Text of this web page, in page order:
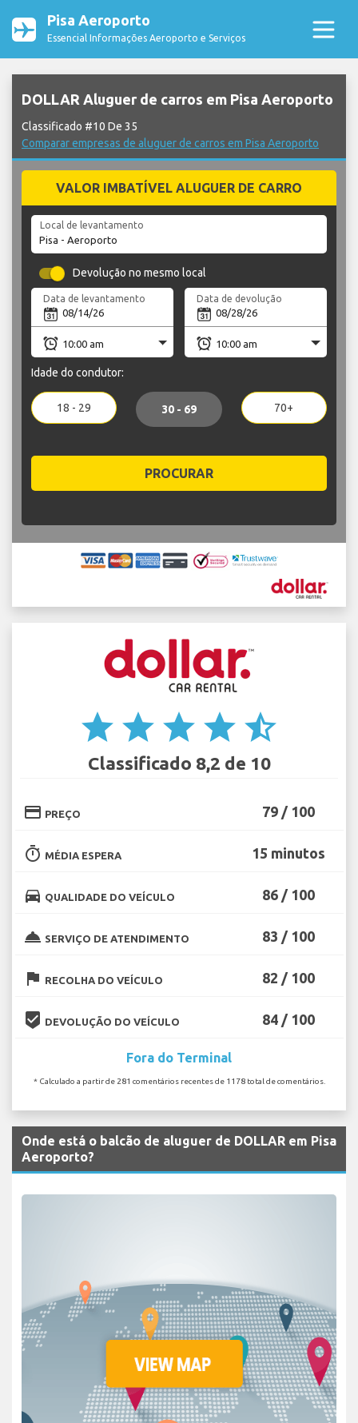
Pisa Aeroporto
Essencial Informações Aeroporto e Serviços
DOLLAR Aluguer de carros em Pisa Aeroporto
Classificado #10 De 35
Comparar empresas de aluguer de carros em Pisa Aeroporto
VALOR IMBATÍVEL ALUGUER DE CARRO
Local de levantamento
Devolução no mesmo local
Data de levantamento Data de devolução
Idade do condutor:
18 - 29 30 - 69 70+
PROCURAR
star star star star star_half
Classificado 8,2 de 10
credit_card PREÇO 79 / 100
timer MÉDIA ESPERA 15 minutos
directions_car QUALIDADE DO VEÍCULO 86 / 100
room_service SERVIÇO DE ATENDIMENTO 83 / 100
flag RECOLHA DO VEÍCULO 82 / 100
beenhere DEVOLUÇÃO DO VEÍCULO 84 / 100
Fora do Terminal
* Calculado a partir de 281 comentários recentes de 1178 total de comentários.
Onde está o balcão de aluguer de DOLLAR em Pisa
Aeroporto?